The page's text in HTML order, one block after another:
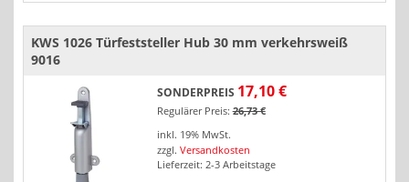
KWS 1026 Türfeststeller Hub 30 mm verkehrsweiß
9016
SONDERPREIS 17,10 €
Regulärer Preis: 26,73 €
inkl. 19% MwSt.
zzgl. Versandkosten
Lieferzeit: 2-3 Arbeitstage